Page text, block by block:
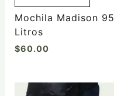
Mochila Madison 95
Litros
$60.00